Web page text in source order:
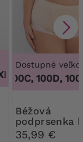
9XL, 3XL, 4XL,
Dostupné
100D,
Béžová
podprsenka
kostic
35,99 €